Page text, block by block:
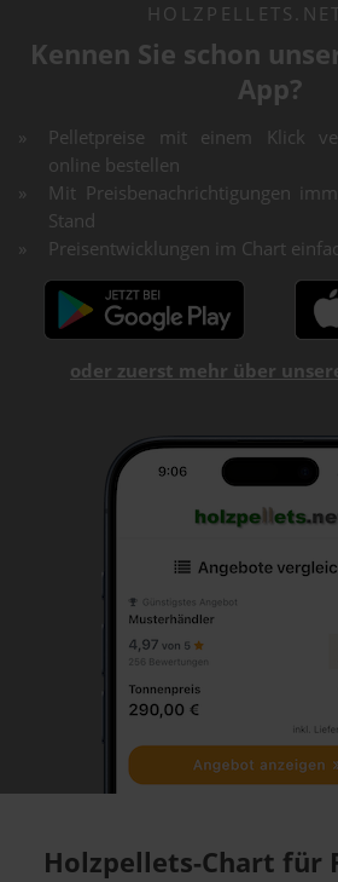
Kennen Sie schon
App?
Pelletpreise mit einem Klick
online bestellen
Mit Preisbenachrichtigungen
Stand
Preisentwicklungen im Chart
oder zuerst mehr über
Holzpellets-Chart für